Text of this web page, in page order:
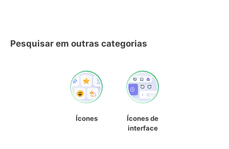
Pesquisar em outras categorias
Ícones
Ícones de
interface